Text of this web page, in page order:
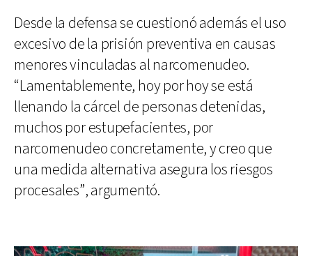
Desde la defensa se cuestionó además el uso
excesivo de la prisión preventiva en causas
menores vinculadas al narcomenudeo.
“Lamentablemente, hoy por hoy se está
llenando la cárcel de personas detenidas,
muchos por estupefacientes, por
narcomenudeo concretamente, y creo que
una medida alternativa asegura los riesgos
procesales”, argumentó.